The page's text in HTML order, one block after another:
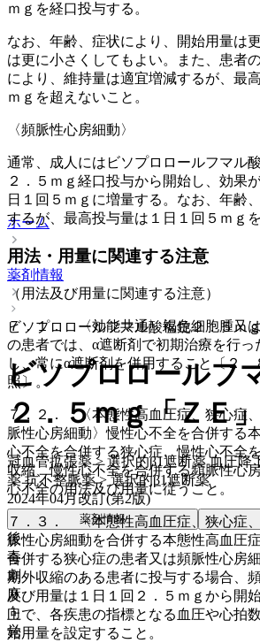
ｍｇを経口投与する。
なお、年齢、症状により、開始用量は
は更に小さくしてもよい。また、患者
により、維持量は適宜増減するが、最
ｍｇを超えないこと。
〈頻脈性心房細動〉
通常、成人にはビソプロロールフマル
２．５ｍｇ経口投与から開始し、効果
日１回５ｍｇに増量する。なお、年齢
するが、最高投与量は１日１回５ｍｇ
用法・用量に関連する注意
（用法及び用量に関連する注意）
７．１． 〈効能共通〉褐色細胞腫又
の患者では、α遮断剤で初期治療を行っ
し、常にα遮断剤を併用すること〔２
照〕。
７．２． 〈本態性高血圧症、狭心症
脈性心房細動〉慢性心不全を合併する
心不全を合併する狭心症、慢性心不全
収縮、慢性心不全を合併する頻脈性心
心不全の用法及び用量に従うこと。
７．３． 〈本態性高血圧症、狭心症
脈性心房細動を合併する本態性高血圧
合併する狭心症の患者又は頻脈性心房
期外収縮のある患者に投与する場合、
及び用量は１日１回２．５ｍｇから開
上で、各疾患の指標となる血圧や心拍
始用量を設定すること。
ホーム
薬剤情報
ビソプロロールフマル酸塩錠２．５ｍ
ビソプロロールフ
２．５ｍｇ「ＺＥ」
冠血管拡張薬 > 選択的β1遮断薬 血圧降
薬 抗不整脈薬 > 選択的β1遮断薬
2024年04月改訂(第2版)
薬剤情報
後
毒
劇
麻
向
覚